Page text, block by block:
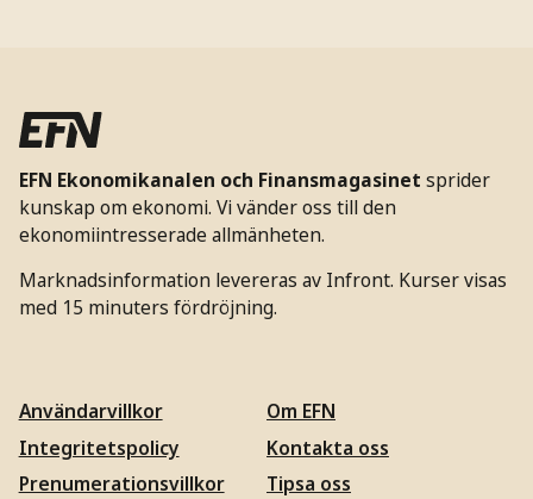
EFN Ekonomikanalen och Finansmagasinet sprider
kunskap om ekonomi. Vi vänder oss till den
ekonomiintresserade allmänheten.
Marknadsinformation levereras av Infront. Kurser visas
med 15 minuters fördröjning.
Användarvillkor
Integritetspolicy
Prenumerationsvillkor
Om EFN
Kontakta oss
Tipsa oss